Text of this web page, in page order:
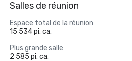
Salles de réunion
Espace total de la réunion
15 534 pi. ca.
Plus grande salle
2 585 pi. ca.